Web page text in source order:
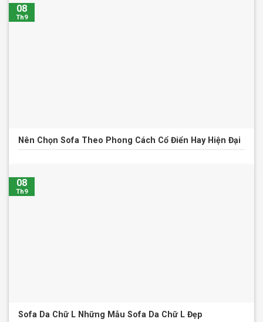
Nên Chọn Sofa Theo Phong Cách Cổ Điển Hay Hiện Đại
08
Th9
Sofa Da Chữ L Những Mẫu Sofa Da Chữ L Đẹp
08
Th9